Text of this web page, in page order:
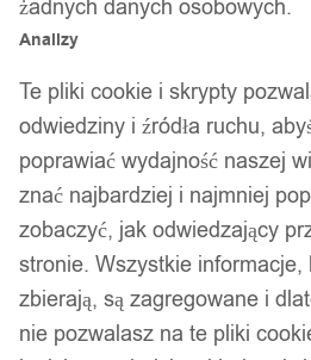
Srebrna
pierścionek
r.19
żadnych danych osobowych.
Analizy
Te pliki cookie i skrypty
odwiedziny i źródła ruchu,
poprawiać wydajność naszej
znać najbardziej i najmniej
zobaczyć, jak odwiedzający
stronie. Wszystkie
zbierają, są zagregowane i
nie pozwalasz na te pliki